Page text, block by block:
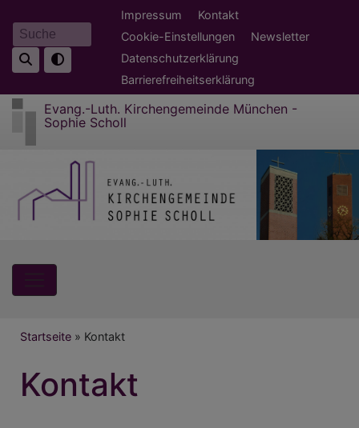
zum
Inhalt
Suche
Fußbereichsmenü
Impressum
Kontakt
Cookie-Einstellungen
Newsletter
Datenschutzerklärung
Barrierefreiheitserklärung
Evang.-Luth. Kirchengemeinde München -
Sophie Scholl
Breadcrumb
Startseite Kontakt
Kontakt